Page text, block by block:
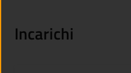
Incarichi